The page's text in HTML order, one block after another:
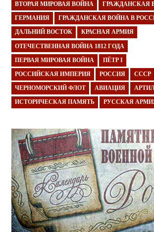
ВТОРАЯ МИРОВАЯ ВОЙНА ГРАЖДАНСКАЯ
ГЕРМАНИЯ ГРАЖДАНСКАЯ ВОЙНА В
ДАЛЬНИЙ ВОСТОК КРАСНАЯ АРМИЯ
ОТЕЧЕСТВЕННАЯ ВОЙНА 1812 ГОДА
ПЕРВАЯ МИРОВАЯ ВОЙНА ПЁТР I
РОССИЙСКАЯ ИМПЕРИЯ РОССИЯ СССР
ЧЕРНОМОРСКИЙ ФЛОТ АВИАЦИЯ
ИСТОРИЧЕСКАЯ ПАМЯТЬ РУССКАЯ